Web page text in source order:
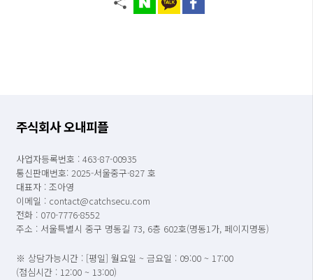
주식회사 오내피플
사업자등록번호 : 463-87-00935
통신판매번호: 2025-서울중구-827 호
대표자 : 조아영
이메일 : contact@catchsecu.com
전화 : 070-7776-8552
주소 : 서울특별시 중구 명동길 73, 6층 602호(명동1가, 페이지명동)
※ 상담가능시간 : [평일] 월요일 ~ 금요일 : 09:00 ~ 17:00
(점심시간 : 12:00 ~ 13:00)